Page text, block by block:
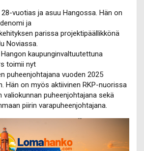
vuotias ja asuu Hangossa. Hän on
ja
parissa projektipäällikkönä
Noviassa.
kaupunginvaltuutettuna
toimii nyt
puheenjohtajana vuoden 2025
Hän on myös aktiivinen RKP-nuorissa
puheenjohtajana sekä
piirin varapuheenjohtajana.